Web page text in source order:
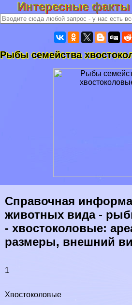
Интересные
Рыбы семейства
Справочная
животных вида -
- хвостоколовые:
размеры, внешний
1
Хвостоколовые